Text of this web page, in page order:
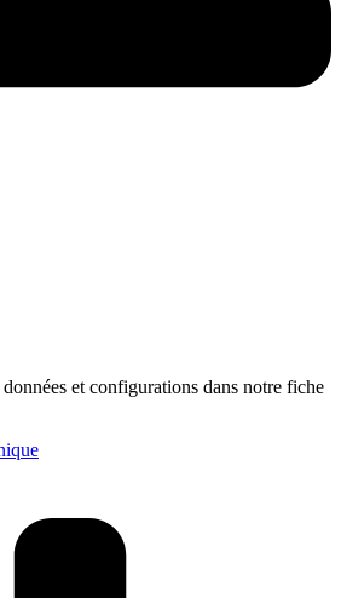
et configurations dans notre fiche